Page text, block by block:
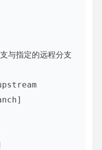
与指定的远程分支